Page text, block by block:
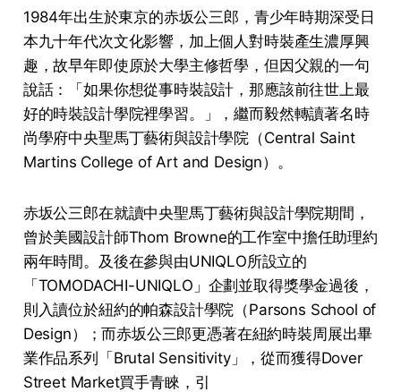
1984年出生於東京的赤坂公三郎，青少年時期深受日
本九十年代次文化影響，加上個人對時裝產生濃厚興
趣，故早年即使原於大學主修哲學，但因父親的一句
說話：「如果你想從事時裝設計，那應該前往世上最
好的時裝設計學院裡學習。」，繼而毅然轉讀著名時
尚學府中央聖馬丁藝術與設計學院（Central Saint
Martins College of Art and Design）。
赤坂公三郎在就讀中央聖馬丁藝術與設計學院期間，
曾於美國設計師Thom Browne的工作室中擔任助理約
兩年時間。及後在參與由UNIQLO所設立的
「TOMODACHI-UNIQLO」企劃並取得獎學金過後，
則入讀位於紐約的帕森設計學院（Parsons School of
Design）；而赤坂公三郎更憑著在紐約時裝周展出畢
業作品系列「Brutal Sensitivity」，從而獲得Dover
Street Market買手青睞，引